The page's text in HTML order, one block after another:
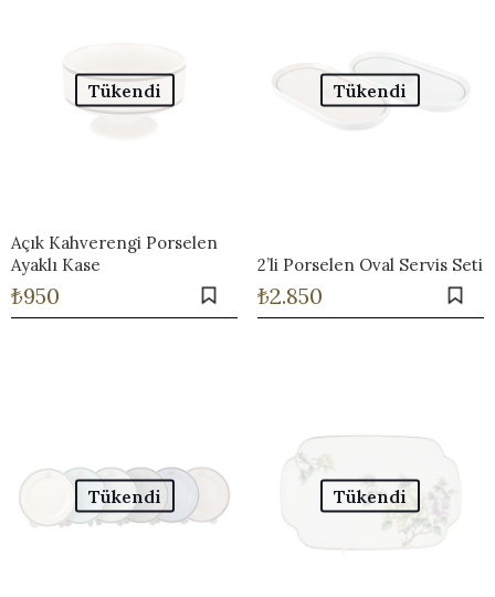
Tükendi
Açık Kahverengi Porselen
Ayaklı Kase
₺950
Tükendi
2’li Porselen Oval Servis Seti
₺2.850
Tükendi Tükendi